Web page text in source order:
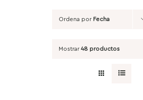
Ordena por Fecha
Mostrar48 productos